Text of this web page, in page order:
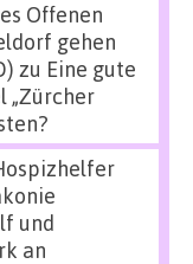
Offenen
gehen
zu Eine gute
„Zürcher
und
an